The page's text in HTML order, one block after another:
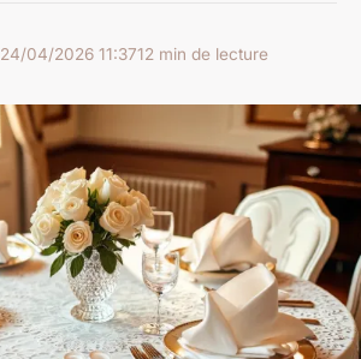
24/04/2026 11:3712 min de lecture